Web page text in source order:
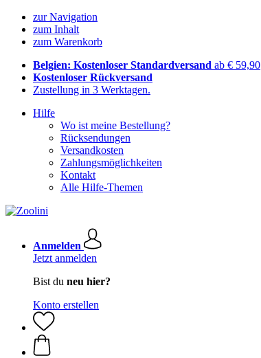
zur Navigation
zum Inhalt
zum Warenkorb
Belgien: Kostenloser Standardversand ab € 59,90
Kostenloser Rückversand
Zustellung in 3 Werktagen.
Hilfe
Wo ist meine Bestellung?
Rücksendungen
Versandkosten
Zahlungsmöglichkeiten
Kontakt
Alle Hilfe-Themen
Anmelden
Jetzt anmelden
Bist du neu hier?
Konto erstellen